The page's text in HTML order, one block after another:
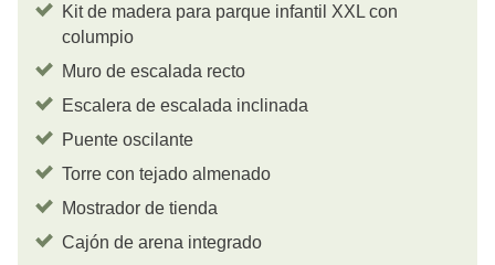
Kit de madera para parque infantil XXL con
columpio
Muro de escalada recto
Escalera de escalada inclinada
Puente oscilante
Torre con tejado almenado
Mostrador de tienda
Cajón de arena integrado